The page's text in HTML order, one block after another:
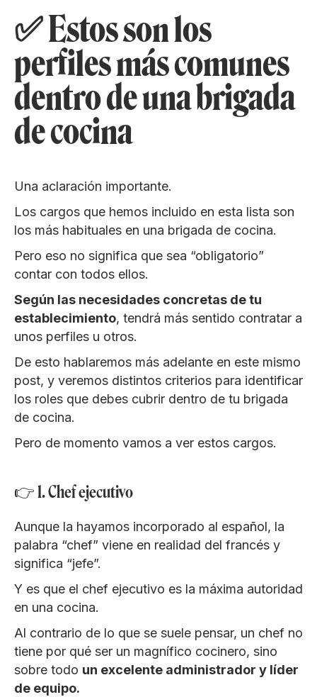
✅ Estos son los
perfiles más comunes
dentro de una brigada
de cocina
Una aclaración importante.
Los cargos que hemos incluido en esta lista son
los más habituales en una brigada de cocina.
Pero eso no significa que sea “obligatorio”
contar con todos ellos.
Según las necesidades concretas de tu
establecimiento, tendrá más sentido contratar a
unos perfiles u otros.
De esto hablaremos más adelante en este mismo
post, y veremos distintos criterios para identificar
los roles que debes cubrir dentro de tu brigada
de cocina.
Pero de momento vamos a ver estos cargos.
👉 1. Chef ejecutivo
Aunque la hayamos incorporado al español, la
palabra “chef” viene en realidad del francés y
significa “jefe”.
Y es que el chef ejecutivo es la máxima autoridad
en una cocina.
Al contrario de lo que se suele pensar, un chef no
tiene por qué ser un magnífico cocinero, sino
sobre todo un excelente administrador y líder
de equipo.